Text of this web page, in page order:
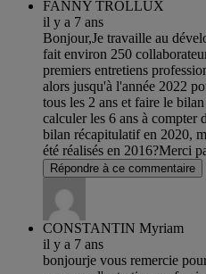
FANNY TROLLUX
il y a 7 ans
Bonjour,Je travaille au
fait environ 250
premiers entretiens
alors jusqu'à l'année 2022
tous les 2 ans et faire le
calculer les 6 ans à compter
bilan récapitulatif en 2020,
été réalisés en 2016?Merci
Répondre à ce commentaire
CONSTANTIN Myriam
il y a 7 ans
bonjourje vous remercie